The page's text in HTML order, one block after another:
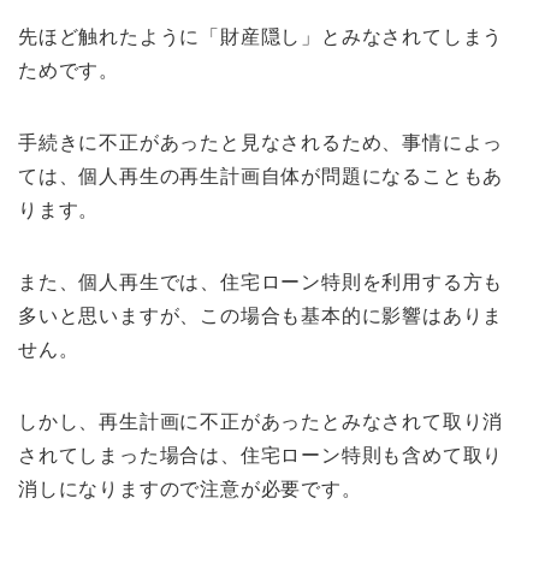
先ほど触れたように「財産隠し」とみなされてしまう
ためです。
手続きに不正があったと見なされるため、事情によっ
ては、個人再生の再生計画自体が問題になることもあ
ります。
また、個人再生では、住宅ローン特則を利用する方も
多いと思いますが、この場合も基本的に影響はありま
せん。
しかし、再生計画に不正があったとみなされて取り消
されてしまった場合は、住宅ローン特則も含めて取り
消しになりますので注意が必要です。